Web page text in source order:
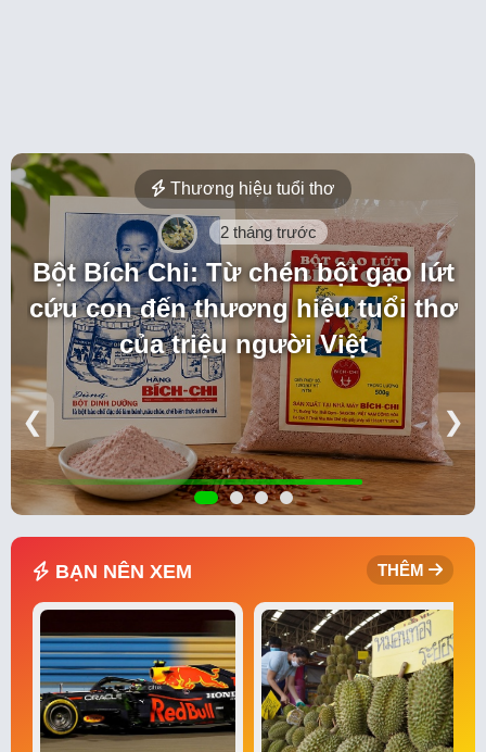
Thương hiệu tuổi thơ
2 tháng trước
Bột Bích Chi: Từ chén bột gạo lứt
cứu con đến thương hiệu tuổi thơ
của triệu người Việt
❮ ❯
BẠN NÊN XEM THÊM